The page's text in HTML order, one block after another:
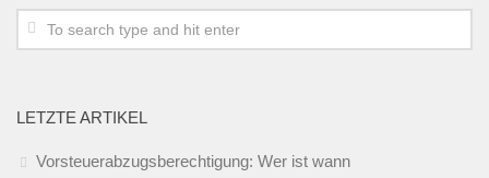
LETZTE ARTIKEL
Vorsteuerabzugsberechtigung: Wer ist wann